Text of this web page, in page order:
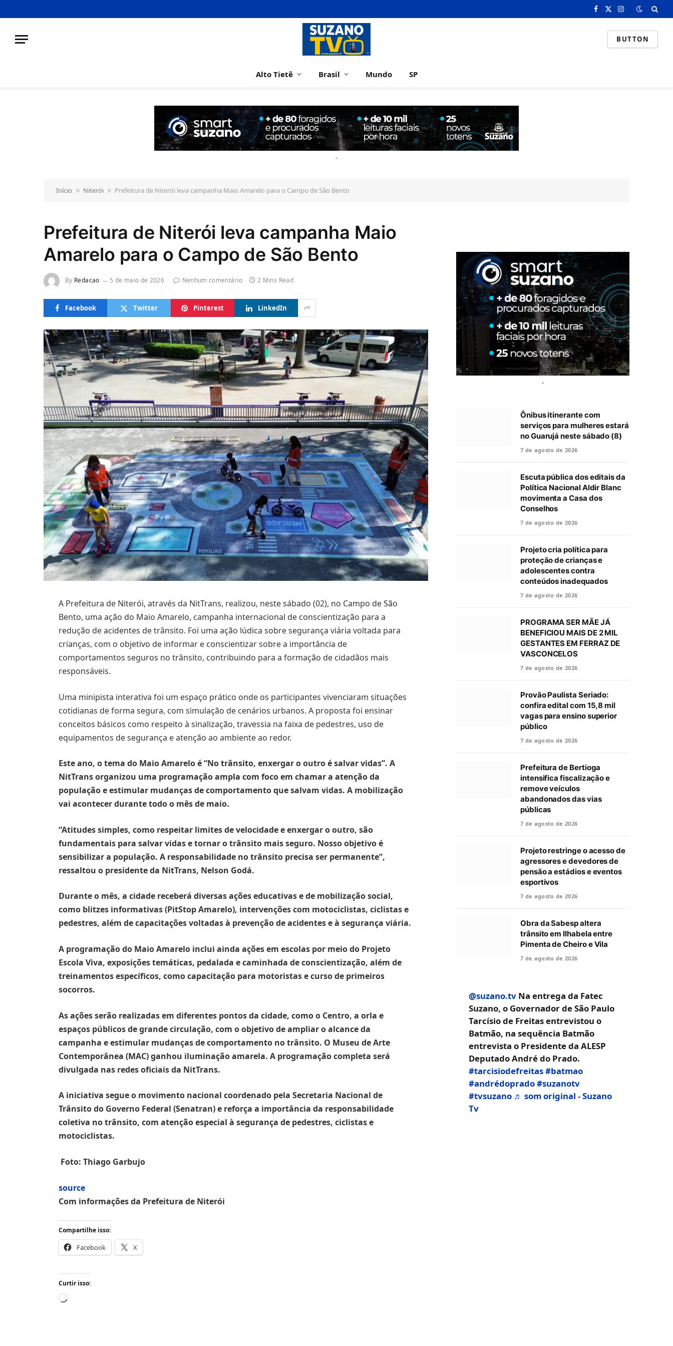
Facebook
X
Instagram
BUTTON
Alto Tietê Brasil Mundo SP
.
Início » Niterói » Prefeitura de Niterói leva campanha Maio Amarelo para o Campo de São Bento
Prefeitura de Niterói leva campanha Maio
Amarelo para o Campo de São Bento
By Redacao 5 de maio de 2026 Nenhum comentário 2 Mins Read
Facebook Twitter Pinterest LinkedIn
A Prefeitura de Niterói, através da NitTrans, realizou, neste sábado (02), no Campo de São
Bento, uma ação do Maio Amarelo, campanha internacional de conscientização para a
redução de acidentes de trânsito. Foi uma ação lúdica sobre segurança viária voltada para
crianças, com o objetivo de informar e conscientizar sobre a importância de
comportamentos seguros no trânsito, contribuindo para a formação de cidadãos mais
responsáveis.
Uma minipista interativa foi um espaço prático onde os participantes vivenciaram situações
cotidianas de forma segura, com simulação de cenários urbanos. A proposta foi ensinar
conceitos básicos como respeito à sinalização, travessia na faixa de pedestres, uso de
equipamentos de segurança e atenção ao ambiente ao redor.
Este ano, o tema do Maio Amarelo é “No trânsito, enxergar o outro é salvar vidas”. A
NitTrans organizou uma programação ampla com foco em chamar a atenção da
população e estimular mudanças de comportamento que salvam vidas. A mobilização
vai acontecer durante todo o mês de maio.
“Atitudes simples, como respeitar limites de velocidade e enxergar o outro, são
fundamentais para salvar vidas e tornar o trânsito mais seguro. Nosso objetivo é
sensibilizar a população. A responsabilidade no trânsito precisa ser permanente”,
ressaltou o presidente da NitTrans, Nelson Godá.
Durante o mês, a cidade receberá diversas ações educativas e de mobilização social,
como blitzes informativas (PitStop Amarelo), intervenções com motociclistas, ciclistas e
pedestres, além de capacitações voltadas à prevenção de acidentes e à segurança viária.
A programação do Maio Amarelo inclui ainda ações em escolas por meio do Projeto
Escola Viva, exposições temáticas, pedalada e caminhada de conscientização, além de
treinamentos específicos, como capacitação para motoristas e curso de primeiros
socorros.
As ações serão realizadas em diferentes pontos da cidade, como o Centro, a orla e
espaços públicos de grande circulação, com o objetivo de ampliar o alcance da
campanha e estimular mudanças de comportamento no trânsito. O Museu de Arte
Contemporânea (MAC) ganhou iluminação amarela. A programação completa será
divulgada nas redes oficiais da NitTrans.
A iniciativa segue o movimento nacional coordenado pela Secretaria Nacional de
Trânsito do Governo Federal (Senatran) e reforça a importância da responsabilidade
coletiva no trânsito, com atenção especial à segurança de pedestres, ciclistas e
motociclistas.
Foto: Thiago Garbujo
source
Com informações da Prefeitura de Niterói
Compartilhe isso:
Facebook X
Curtir isso:
Carregando...
.
Ônibus itinerante com
serviços para mulheres estará
no Guarujá neste sábado (8)
7 de agosto de 2026
Escuta pública dos editais da
Política Nacional Aldir Blanc
movimenta a Casa dos
Conselhos
7 de agosto de 2026
Projeto cria política para
proteção de crianças e
adolescentes contra
conteúdos inadequados
7 de agosto de 2026
PROGRAMA SER MÃE JÁ
BENEFICIOU MAIS DE 2 MIL
GESTANTES EM FERRAZ DE
VASCONCELOS
7 de agosto de 2026
Provão Paulista Seriado:
confira edital com 15,8 mil
vagas para ensino superior
público
7 de agosto de 2026
Prefeitura de Bertioga
intensifica fiscalização e
remove veículos
abandonados das vias
públicas
7 de agosto de 2026
Projeto restringe o acesso de
agressores e devedores de
pensão a estádios e eventos
esportivos
7 de agosto de 2026
Obra da Sabesp altera
trânsito em Ilhabela entre
Pimenta de Cheiro e Vila
7 de agosto de 2026
@suzano.tv Na entrega da Fatec
Suzano, o Governador de São Paulo
Tarcísio de Freitas entrevistou o
Batmão, na sequência Batmão
entrevista o Presidente da ALESP
Deputado André do Prado.
#tarcisiodefreitas#batmao
#andrédoprado#suzanotv
#tvsuzano ♬ som original - Suzano
Tv